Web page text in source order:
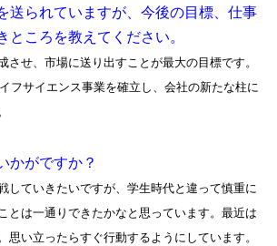
送られていますが、今後の目標、仕事
ところを教えてください。
させ、市場に送り出すことが最大の目標です。
フサイエンス事業を確立し、会社の新たな柱に
かがですか？
していきたいですが、学生時代と違って慎重に
とは一通りできたかなと思っています。最近は
思い立ったらすぐ行動するようにしています。